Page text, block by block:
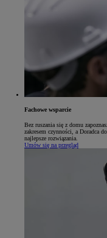
Fachowe wsparcie
Bez ruszania się z domu
zakresem czynności, a Doradca
najlepsze rozwiązania.
Umów się na przegląd